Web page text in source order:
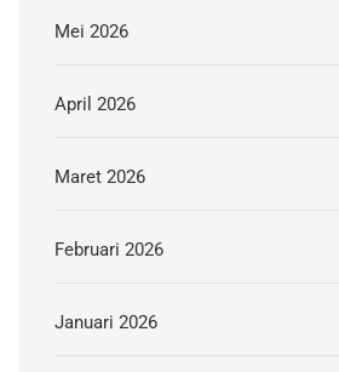
Mei 2026
April 2026
Maret 2026
Februari 2026
Januari 2026